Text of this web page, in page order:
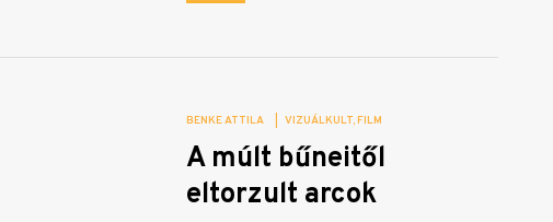
BENKE ATTILA VIZUÁLKULT FILM
A múlt bűneitől
eltorzult arcok